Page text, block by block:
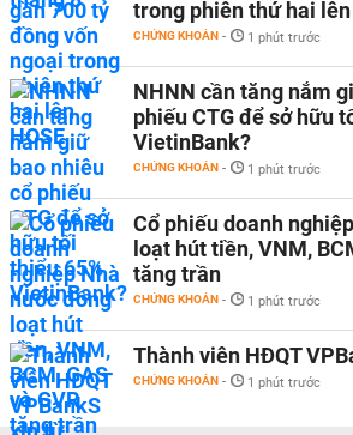
trong phiên thứ hai lên
CHỨNG KHOÁN - 1 phút trước
NHNN cần tăng nắm
phiếu CTG để sở hữu
VietinBank?
CHỨNG KHOÁN - 1 phút trước
Cổ phiếu doanh
loạt hút tiền, VNM,
tăng trần
CHỨNG KHOÁN - 1 phút trước
Thành viên HĐQT
CHỨNG KHOÁN - 1 phút trước